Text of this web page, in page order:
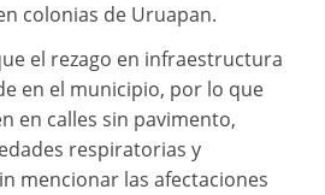
colonias de Uruapan.
el rezago en infraestructura
en el municipio, por lo que
en calles sin pavimento,
respiratorias y
mencionar las afectaciones